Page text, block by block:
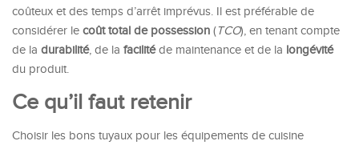
coûteux et des temps d’arrêt imprévus. Il est préférable de
considérer le coût total de possession (TCO), en tenant compte
de la durabilité, de la facilitéde maintenance et de la longévité
du produit.
Ce qu’il faut retenir
Choisir les bons tuyaux pour les équipements de cuisine